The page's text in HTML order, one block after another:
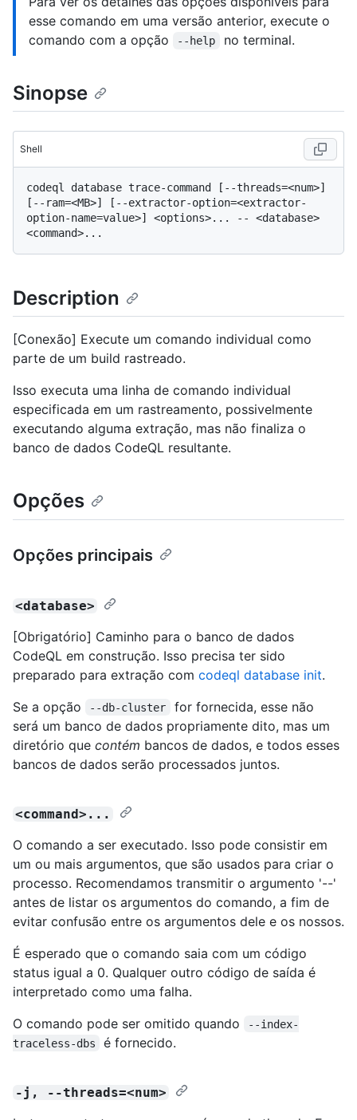
esse comando em uma versão anterior, execute o
comando com a opção
--help no terminal.
Sinopse
Shell
codeql database trace-command [--threads=<num>]
[--ram=<MB>] [--extractor-option=<extractor-
option-name=value>] <options>... -- <database>
Description
[Conexão] Execute um comando individual como
parte de um build rastreado.
Isso executa uma linha de comando individual
especificada em um rastreamento, possivelmente
executando alguma extração, mas não finaliza o
banco de dados CodeQL resultante.
Opções
Opções principais
<database>
[Obrigatório] Caminho para o banco de dados
CodeQL em construção. Isso precisa ter sido
preparado para extração com codeql database init.
Se a opção
--db-cluster
for fornecida, esse não
será um banco de dados propriamente dito, mas um
diretório que contém bancos de dados, e todos esses
bancos de dados serão processados juntos.
<command>...
O comando a ser executado. Isso pode consistir em
um ou mais argumentos, que são usados para criar o
processo. Recomendamos transmitir o argumento '--'
antes de listar os argumentos do comando, a fim de
evitar confusão entre os argumentos dele e os nossos.
É esperado que o comando saia com um código
status igual a 0. Qualquer outro código de saída é
interpretado como uma falha.
O comando pode ser omitido quando
--index-
traceless-dbs
é fornecido.
-j, --threads=<num>